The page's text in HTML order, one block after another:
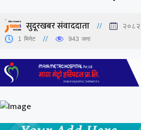
सुदूरखबर संवाददाता २०८२
1 मिनेट 943 जना